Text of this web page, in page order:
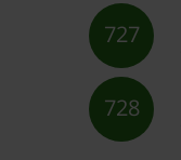
727
728